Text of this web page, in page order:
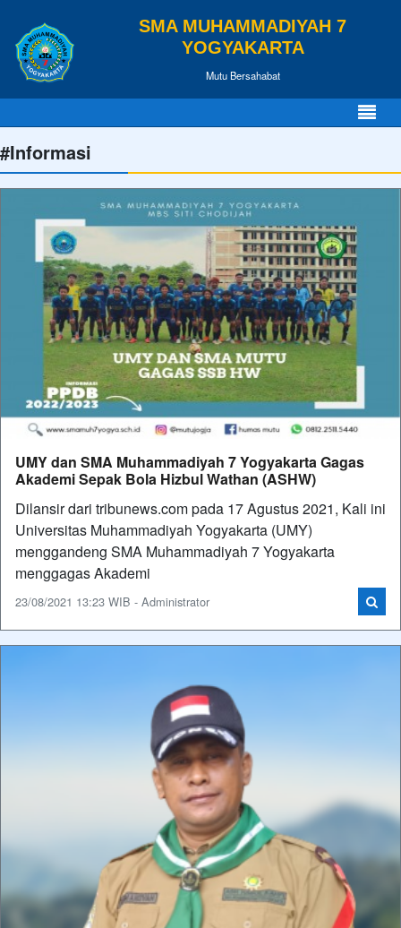
SMA MUHAMMADIYAH 7
YOGYAKARTA
Mutu Bersahabat
#Informasi
UMY dan SMA Muhammadiyah 7 Yogyakarta Gagas
Akademi Sepak Bola Hizbul Wathan (ASHW)
Dilansir dari tribunews.com pada 17 Agustus 2021, Kali ini
Universitas Muhammadiyah Yogyakarta (UMY)
menggandeng SMA Muhammadiyah 7 Yogyakarta
menggagas Akademi
23/08/2021 13:23 WIB - Administrator